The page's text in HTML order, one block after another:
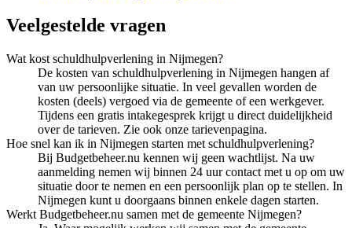
Veelgestelde vragen
Wat kost schuldhulpverlening in Nijmegen?
De kosten van schuldhulpverlening in Nijmegen hangen af
van uw persoonlijke situatie. In veel gevallen worden de
kosten (deels) vergoed via de gemeente of een werkgever.
Tijdens een gratis intakegesprek krijgt u direct duidelijkheid
over de tarieven. Zie ook onze tarievenpagina.
Hoe snel kan ik in Nijmegen starten met schuldhulpverlening?
Bij Budgetbeheer.nu kennen wij geen wachtlijst. Na uw
aanmelding nemen wij binnen 24 uur contact met u op om uw
situatie door te nemen en een persoonlijk plan op te stellen. In
Nijmegen kunt u doorgaans binnen enkele dagen starten.
Werkt Budgetbeheer.nu samen met de gemeente Nijmegen?